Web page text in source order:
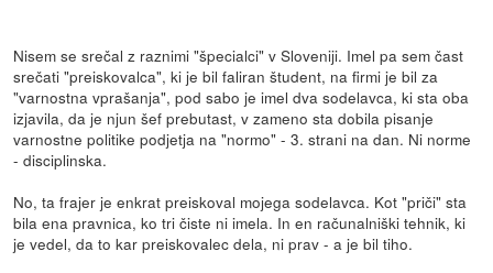
Nisem se srečal z raznimi "špecialci" v Sloveniji. Imel pa sem čast
srečati "preiskovalca", ki je bil faliran študent, na firmi je bil za
"varnostna vprašanja", pod sabo je imel dva sodelavca, ki sta oba
izjavila, da je njun šef prebutast, v zameno sta dobila pisanje
varnostne politike podjetja na "normo" - 3. strani na dan. Ni norme
- disciplinska.
No, ta frajer je enkrat preiskoval mojega sodelavca. Kot "priči" sta
bila ena pravnica, ko tri čiste ni imela. In en računalniški tehnik, ki
je vedel, da to kar preiskovalec dela, ni prav - a je bil tiho.